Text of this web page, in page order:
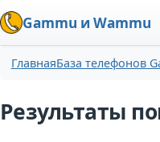
Gammu и Wammu
ГлавнаяБаза телефонов
Результаты